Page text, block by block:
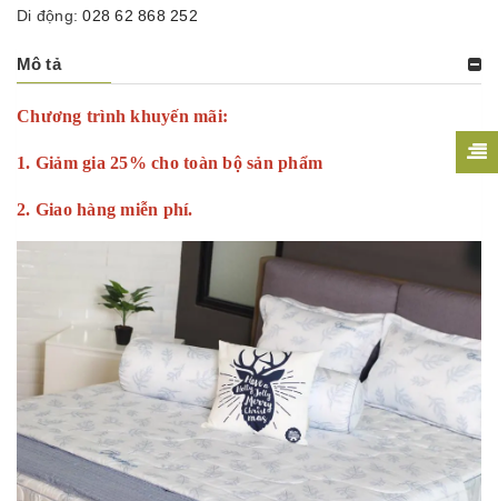
Di động:028 62 868 252
Mô tả
Chương trình khuyến mãi:
1. Giảm gia 25% cho toàn bộ sản phẩm
2. Giao hàng miễn phí.